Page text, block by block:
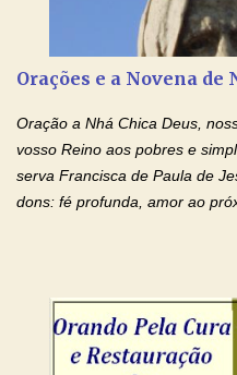
Tuas Mãos, que suportaram a
pregadas na Cruz, reergam-
amo. Nós precisamos
espiritual, através do toque
ensanguentadas e
apesar de toda a minha
Orações e a Novena de
Oração a Nhá Chica Deus,
vosso Reino aos pobres e
serva Francisca de Paula de
dons: fé profunda, amor ao
Senhor Jesus Cristo, vosso
Amém. Novena a Nhá Chica
celestiais através da